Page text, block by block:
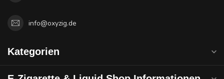
info@oxyzig.de
Kategorien